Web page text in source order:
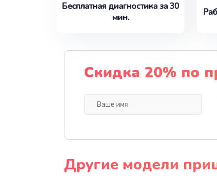
Бесплатная диагностика за 30
мин.
Скидка 20% по
Другие модели